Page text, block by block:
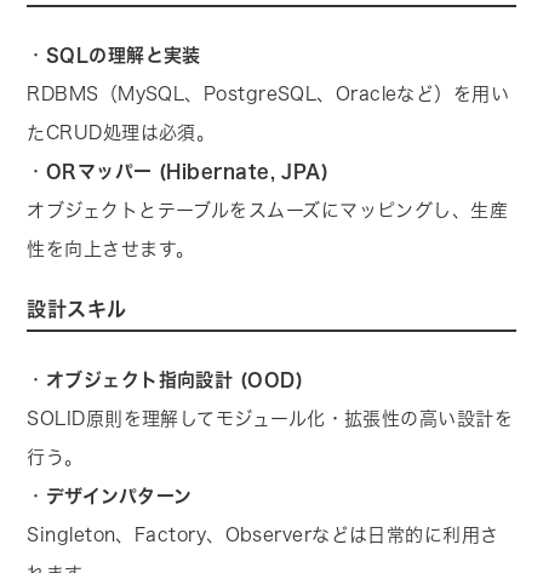
・ SQLの理解と実装
RDBMS（MySQL、PostgreSQL、Oracleなど）を用い
たCRUD処理は必須。
・ ORマッパー (Hibernate, JPA)
オブジェクトとテーブルをスムーズにマッピングし、生産
性を向上させます。
設計スキル
・ オブジェクト指向設計 (OOD)
SOLID原則を理解してモジュール化・拡張性の高い設計を
行う。
・ デザインパターン
Singleton、Factory、Observerなどは日常的に利用さ